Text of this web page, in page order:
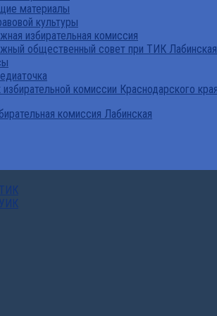
материалы
культуры
избирательная комиссия
общественный совет при ТИК Лабинская
избирательной комиссии Краснодарского
комиссия Лабинская